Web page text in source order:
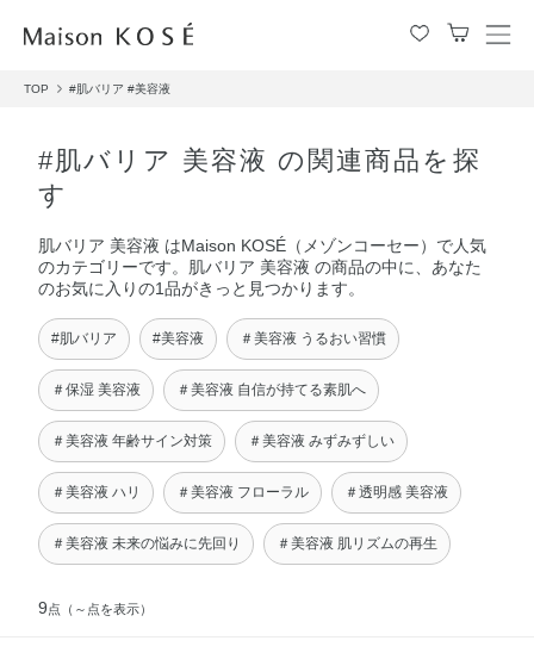
メ
TOP #肌バリア #美容液
#肌バリア 美容液 の関連商品を探
す
肌バリア 美容液 はMaison KOSÉ（メゾンコーセー）で人気
のカテゴリーです。肌バリア 美容液 の商品の中に、あなた
のお気に入りの1品がきっと見つかります。
#肌バリア #美容液 ＃美容液 うるおい習慣
＃保湿 美容液 ＃美容液 自信が持てる素肌へ
＃美容液 年齢サイン対策 ＃美容液 みずみずしい
＃美容液 ハリ ＃美容液 フローラル ＃透明感 美容液
＃美容液 未来の悩みに先回り ＃美容液 肌リズムの再生
9点 （～点を表示）